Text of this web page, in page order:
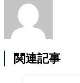
関連記事